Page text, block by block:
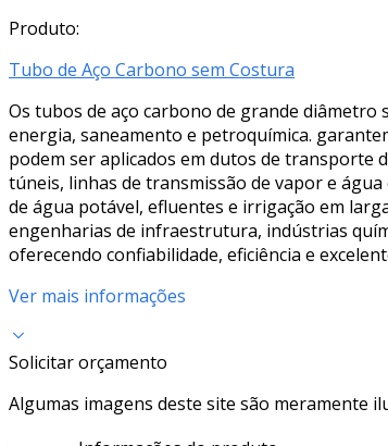
Produto:
Tubo de Aço Carbono sem Costura
Os tubos de aço carbono de grande
energia, saneamento e petroquímica.
podem ser aplicados em dutos de transporte
túneis, linhas de transmissão de vapor e
de água potável, efluentes e irrigação em
engenharias de infraestrutura, indústrias
oferecendo confiabilidade, eficiência e
Ver mais informações
Solicitar orçamento
Algumas imagens deste site são meramente